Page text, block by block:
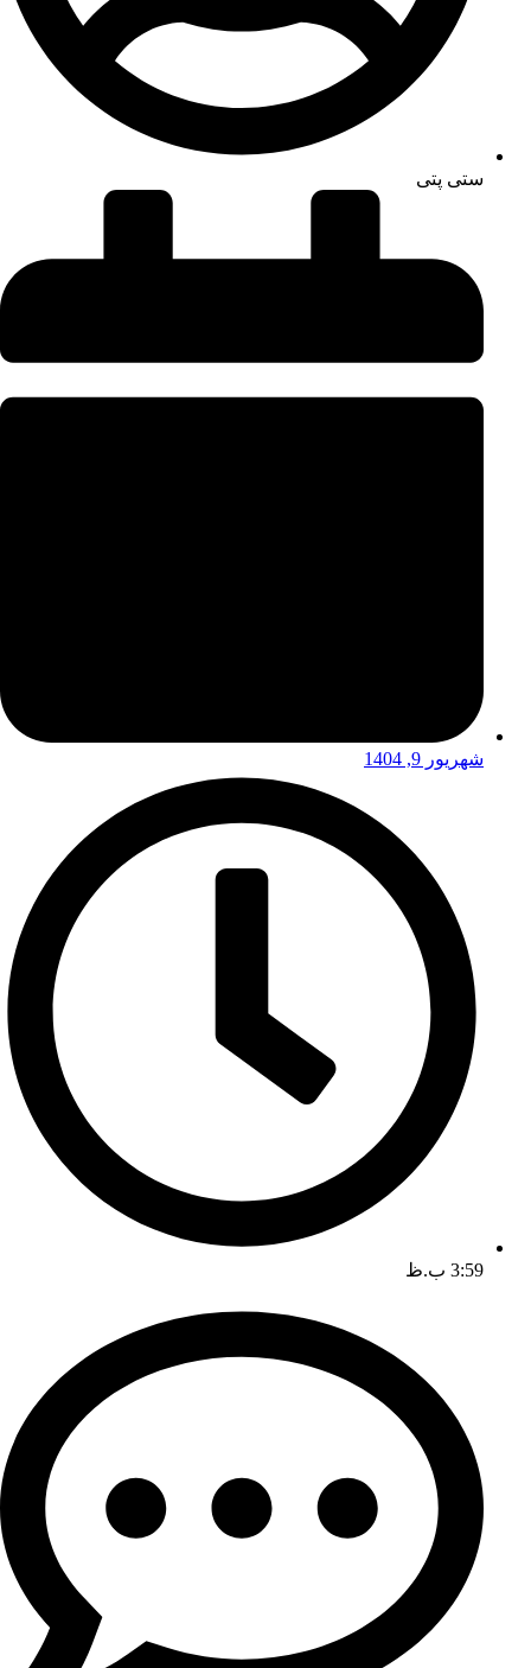
ستی پتی
شهریور 9, 1404
3:59 ب.ظ